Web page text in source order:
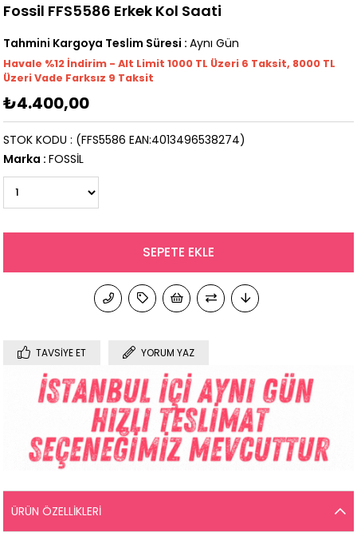
Fossil FFS5586 Erkek Kol Saati
Tahmini Kargoya Teslim Süresi : Aynı Gün
Havale %12 İndirim - Alt Limit 1000 TL Üzeri 6 Taksit, 8000 TL
Üzeri Vade Farksız 9 Taksit
₺4.400,00
(FFS5586 EAN:4013496538274)
STOK KODU
Marka : FOSSİL
TAVSIYE ET YORUM YAZ
ÜRÜN ÖZELLIKLERI